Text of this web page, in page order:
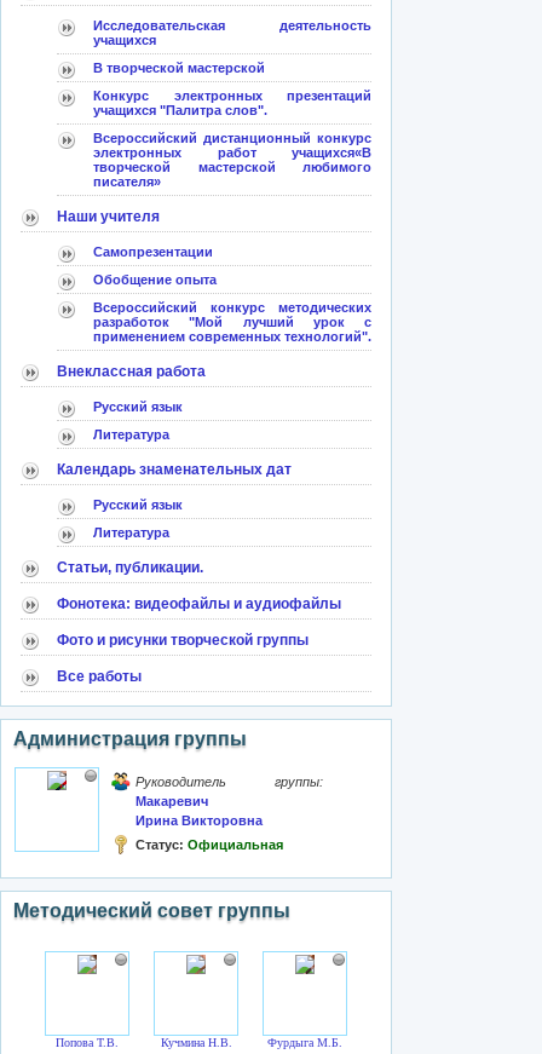
Исследовательская деятельность
учащихся
В творческой мастерской
Конкурс электронных презентаций
учащихся "Палитра слов".
Всероссийский дистанционный конкурс
электронных работ учащихся«В
творческой мастерской любимого
писателя»
Наши учителя
Самопрезентации
Обобщение опыта
Всероссийский конкурс методических
разработок "Мой лучший урок с
применением современных технологий".
Внеклассная работа
Русский язык
Литература
Календарь знаменательных дат
Русский язык
Литература
Статьи, публикации.
Фонотека: видеофайлы и аудиофайлы
Фото и рисунки творческой группы
Все работы
Администрация группы
Руководитель группы:
Макаревич
Ирина Викторовна
Статус: Официальная
Методический совет группы
Попова Т.В. Кучмина Н.В. Фурдыга М.Б.